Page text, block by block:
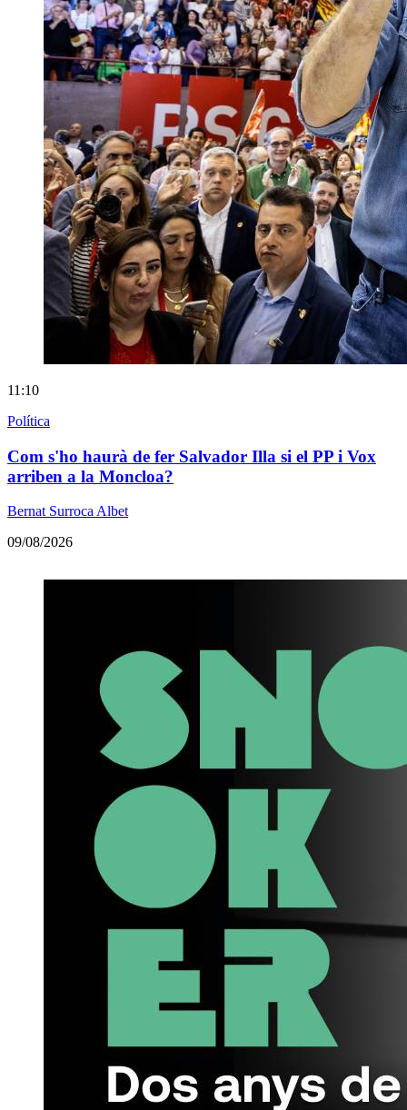
11:10
Política
Com s'ho haurà de fer Salvador Illa si el PP i Vox
arriben a la Moncloa?
Bernat Surroca Albet
09/08/2026